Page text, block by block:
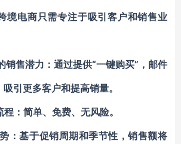
境电商只需专注于吸引客户和销售业
售潜力：通过提供“一键购买”，邮件
引更多客户和提高销量。
：简单、免费、无风险。
基于促销周期和季节性，销售额将